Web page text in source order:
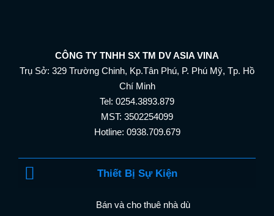
CÔNG TY TNHH SX TM DV ASIA VINA
Trụ Sở: 329 Trường Chinh, Kp.Tân Phú, P. Phú Mỹ, Tp. Hồ
Chí Minh
Tel: 0254.3893.879
MST: 3502254099
Hotline: 0938.709.679
Thiết Bị Sự Kiện
Bán và cho thuê nhà dù